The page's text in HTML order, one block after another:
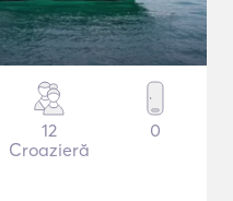
12
Croazieră
0